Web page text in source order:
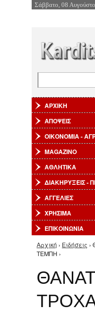
Σάββατο, 08
ΑΡΧΙΚΗ
ΑΠΟΨΕΙΣ
ΟΙΚΟΝΟΜΙΑ -
MAGAZINO
ΑΘΛΗΤΙΚΑ
ΔΙΑΚΗΡΥΞΕΙΣ -
ΑΓΓΕΛΙΕΣ
ΧΡΗΣΙΜΑ
ΕΠΙΚΟΙΝΩΝΙΑ
Είστε εδώ
Αρχική › Ειδήσεις ›
ΤΕΜΠΗ ›